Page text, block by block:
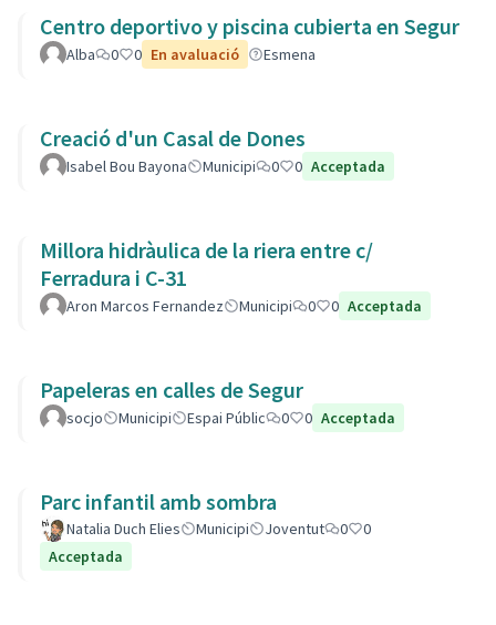
Centro deportivo y piscina cubierta en Segur
Alba 0 0 En avaluació Esmena
Creació d'un Casal de Dones
Isabel Bou Bayona Municipi 0 0 Acceptada
Millora hidràulica de la riera entre c/
Ferradura i C-31
Aron Marcos Fernandez Municipi 0 0 Acceptada
Papeleras en calles de Segur
socjo Municipi Espai Públic 0 0 Acceptada
Parc infantil amb sombra
Natalia Duch Elies Municipi Joventut 0
0
Acceptada